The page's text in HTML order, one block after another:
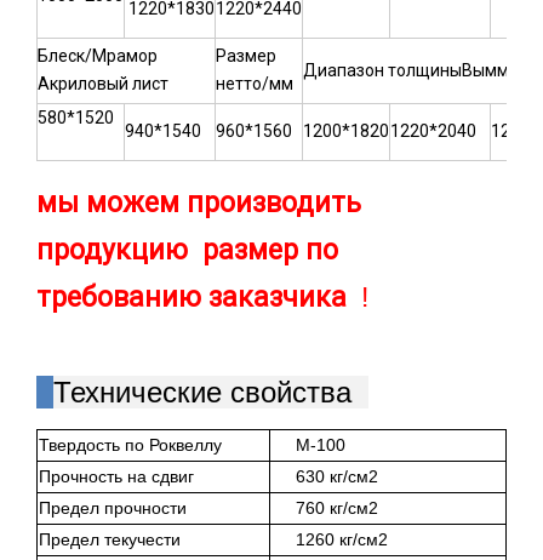
1220*18301220*2440
Блеск/Мрамор
Акриловый лист
Размер
нетто/мм
Диапазон толщиныВымм:
580*1520
940*1540 960*1560 1200*18201220*2040
мы можем производить
продукцию размер по
требованию заказчика !
Технические свойства
Твердость по Роквеллу
М-100
Прочность на сдвиг
630 кг/см2
Предел прочности
760 кг/см2
Предел текучести
1260 кг/см2